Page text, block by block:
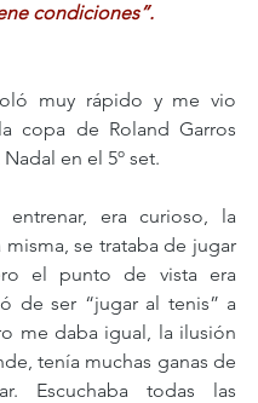
condiciones”.
muy rápido y me vio
copa de Roland Garros
en el 5º set.
misma, se trataba de jugar
el punto de vista era
de ser “jugar al tenis” a
me daba igual, la ilusión
tenía muchas ganas de
Escuchaba todas las